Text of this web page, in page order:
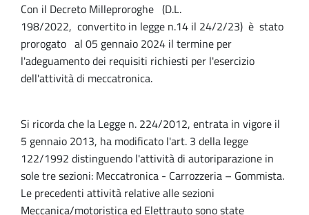
Con il Decreto Milleproroghe (D.L.
198/2022, convertito in legge n.14 il 24/2/23) è stato
prorogato al 05 gennaio 2024 il termine per
l'adeguamento dei requisiti richiesti per l'esercizio
dell'attività di meccatronica.
Si ricorda che la Legge n. 224/2012, entrata in vigore il
5 gennaio 2013, ha modificato l'art. 3 della legge
122/1992 distinguendo l'attività di autoriparazione in
sole tre sezioni: Meccatronica - Carrozzeria – Gommista.
Le precedenti attività relative alle sezioni
Meccanica/motoristica ed Elettrauto sono state